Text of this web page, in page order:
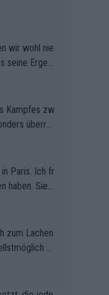
wir wohl nie
seine Ergeb
Kampfes zw
überras
Paris. Ich fr
haben. Sie s
zum Lachen
na